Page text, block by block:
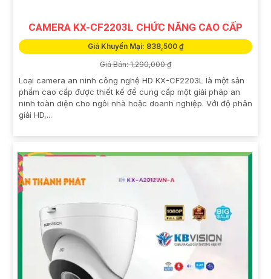
CAMERA KX-CF2203L CHỨC NĂNG CAO CẤP
Giá Khuyến Mại: 838,500 ₫
Giá Bán: 1,290,000 ₫
Loại camera an ninh công nghệ HD KX-CF2203L là một sản
phẩm cao cấp được thiết kế để cung cấp một giải pháp an
ninh toàn diện cho ngôi nhà hoặc doanh nghiệp. Với độ phân
giải HD,...